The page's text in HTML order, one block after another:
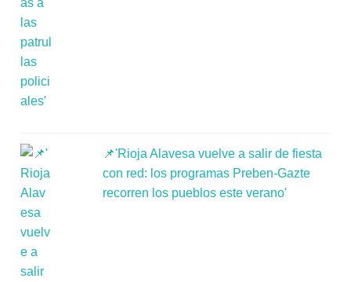
📌'Rioja Alavesa vuelve a salir de fiesta
con red: los programas Preben-Gazte
recorren los pueblos este verano'